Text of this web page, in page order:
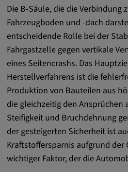
Die B-Säule, die die Verbindung
Fahrzeugboden und -dach
entscheidende Rolle bei der
Fahrgastzelle gegen vertikale
eines Seitencrashs. Das
Herstellverfahrens ist die
Produktion von Bauteilen aus
die gleichzeitig den Ansprüchen
Steifigkeit und Bruchdehnung
der gesteigerten Sicherheit ist
Kraftstoffersparnis aufgrund
wichtiger Faktor, der die
Name:
VISITOR_INFO1_LIVE,
yt.innertube::nextId,
yt-remote-cast-installed,
connected-devices, yt-
remote-fast-check-period,
app, yt-remote-session-
SEARCH_SAMESITE,
1P_JAR, DSID, APISID,
SAPISID, SIDCC, yt-
readable,
player-lv, yt-player-
bandwidth